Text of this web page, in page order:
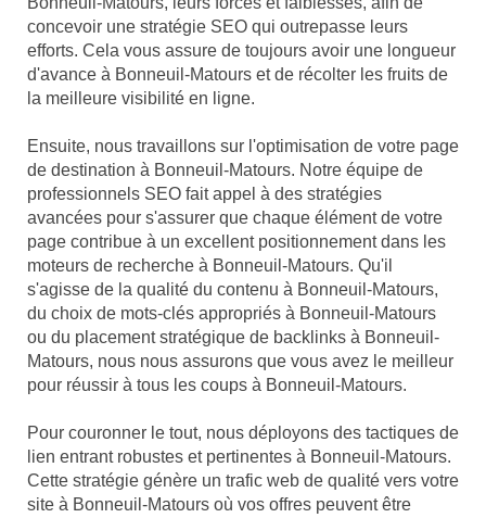
concevoir une stratégie SEO qui outrepasse leurs
efforts. Cela vous assure de toujours avoir une longueur
d'avance à Bonneuil-Matours et de récolter les fruits de
la meilleure visibilité en ligne.
Ensuite, nous travaillons sur l'optimisation de votre page
de destination à Bonneuil-Matours. Notre équipe de
professionnels SEO fait appel à des stratégies
avancées pour s'assurer que chaque élément de votre
page contribue à un excellent positionnement dans les
moteurs de recherche à Bonneuil-Matours. Qu'il
s'agisse de la qualité du contenu à Bonneuil-Matours,
du choix de mots-clés appropriés à Bonneuil-Matours
ou du placement stratégique de backlinks à Bonneuil-
Matours, nous nous assurons que vous avez le meilleur
pour réussir à tous les coups à Bonneuil-Matours.
Pour couronner le tout, nous déployons des tactiques de
lien entrant robustes et pertinentes à Bonneuil-Matours.
Cette stratégie génère un trafic web de qualité vers votre
site à Bonneuil-Matours où vos offres peuvent être